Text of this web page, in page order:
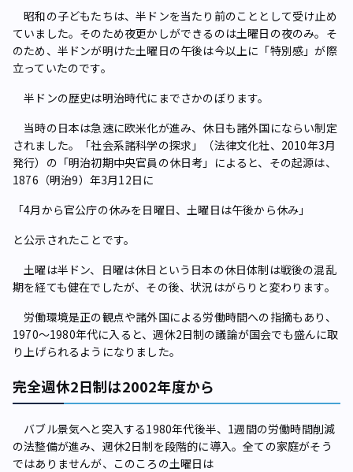
昭和の子どもたちは、半ドンを当たり前のこととして受け止め
ていました。そのため夜更かしができるのは土曜日の夜のみ。そ
のため、半ドンが明けた土曜日の午後は今以上に「特別感」が際
立っていたのです。
半ドンの歴史は明治時代にまでさかのぼります。
当時の日本は急速に欧米化が進み、休日も諸外国にならい制定
されました。「社会系諸科学の探求」（法律文化社、2010年3月
発行）の「明治初期中央官員の休日考」によると、その起源は、
1876（明治9）年3月12日に
「4月から官公庁の休みを日曜日、土曜日は午後から休み」
と公示されたことです。
土曜は半ドン、日曜は休日という日本の休日体制は戦後の混乱
期を経ても健在でしたが、その後、状況はがらりと変わります。
労働環境是正の観点や諸外国による労働時間への指摘もあり、
1970～1980年代に入ると、週休2日制の議論が国会でも盛んに取
り上げられるようになりました。
完全週休2日制は2002年度から
バブル景気へと突入する1980年代後半、1週間の労働時間削減
の法整備が進み、週休2日制を段階的に導入。全ての家庭がそう
ではありませんが、このころの土曜日は